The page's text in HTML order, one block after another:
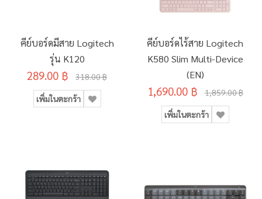
คีย์บอร์ดมีสาย Logitech
รุ่น K120
289.00 ฿ 318.00 ฿
เพิ่มในตะกร้า
คีย์บอร์ดไร้สาย Logitech
K580 Slim Multi-Device
(EN)
1,690.00 ฿ 1,859.00 ฿
เพิ่มในตะกร้า